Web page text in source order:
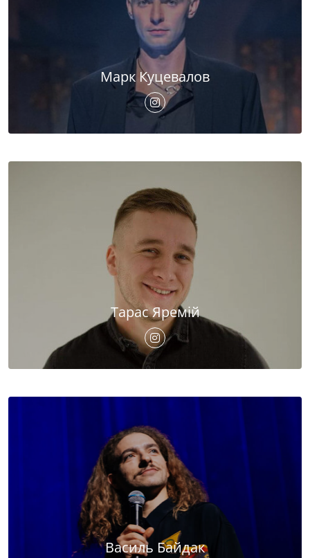
Марк Куцевалов
Тарас Яремій
Василь Байдак